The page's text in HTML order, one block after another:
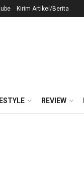
Kirim Artikel/Berita
REVIEW